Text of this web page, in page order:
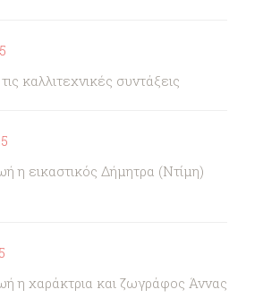
καλλιτεχνικές συντάξεις
η εικαστικός Δήμητρα (Ντίμη)
η χαράκτρια και ζωγράφος Άννας